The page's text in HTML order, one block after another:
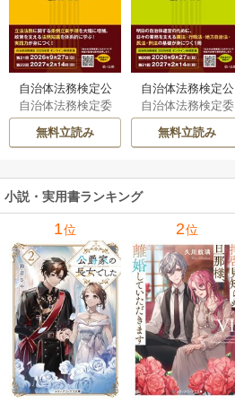
自治体法務検定公
式テキスト 政策
法務編 ２０２６
年度検定対応 1巻
自治体法務検定委
員会
無料立読み
自治体法務検定公
式テキスト 基本
法務編 ２０２６
年度検定対応 1巻
自治体法務検定委
員会
無料立読み
小説・実用書ランキング
1位 2位